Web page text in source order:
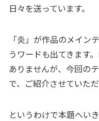
日々を送っています。
「炎」が作品のメイン
うワードも出てきます
ありませんが、今回の
で、ご紹介させていた
というわけで本題へいき